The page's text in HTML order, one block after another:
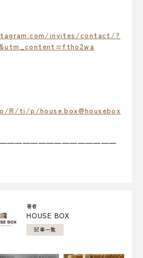
invites/contact/?
R/ti/p/house.box@housebox
著者
HOUSE BOX
記事一覧